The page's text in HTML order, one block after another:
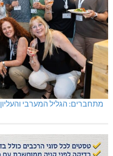
מתחברים: הגליל המערבי והעליון